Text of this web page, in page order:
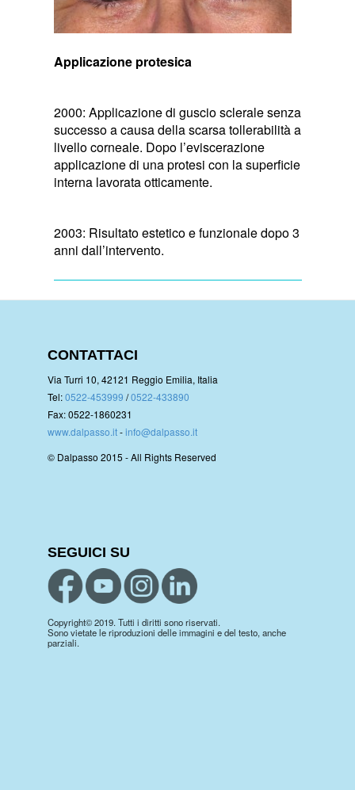
Applicazione protesica
2000: Applicazione di guscio sclerale senza
successo a causa della scarsa tollerabilità a
livello corneale. Dopo l’eviscerazione
applicazione di una protesi con la superficie
interna lavorata otticamente.
2003: Risultato estetico e funzionale dopo 3
anni dall’intervento.
CONTATTACI
Via Turri 10, 42121 Reggio Emilia, Italia
Tel:0522-453999 /0522-433890
Fax: 0522-1860231
www.dalpasso.it-info@dalpasso.it
© Dalpasso 2015 - All Rights Reserved
SEGUICI SU
Copyright© 2019. Tutti i diritti sono riservati.
Sono vietate le riproduzioni delle immagini e del testo, anche
parziali.